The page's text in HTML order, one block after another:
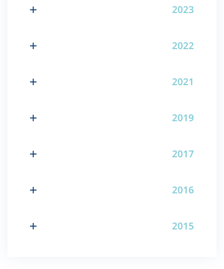
2023
2022
2021
2019
2017
2016
2015